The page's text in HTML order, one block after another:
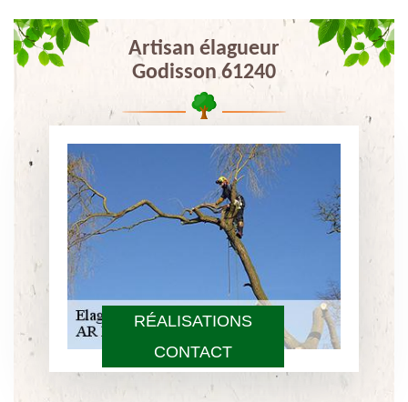
RÉALISATIONS
CONTACT
Artisan élagueur
Godisson 61240